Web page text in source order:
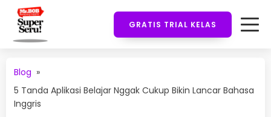
GRATIS TRIAL KELAS
Blog »
5 Tanda Aplikasi Belajar Nggak Cukup Bikin Lancar Bahasa
Inggris